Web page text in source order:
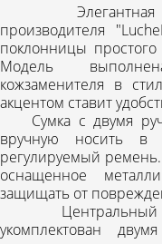
Элегантная
производителя
поклонницы
Модель
кожзаменителя в
акцентом ставит
Сумка с двумя
вручную носить в
регулируемый
оснащенное
защищать от
Центральный
укомплектован